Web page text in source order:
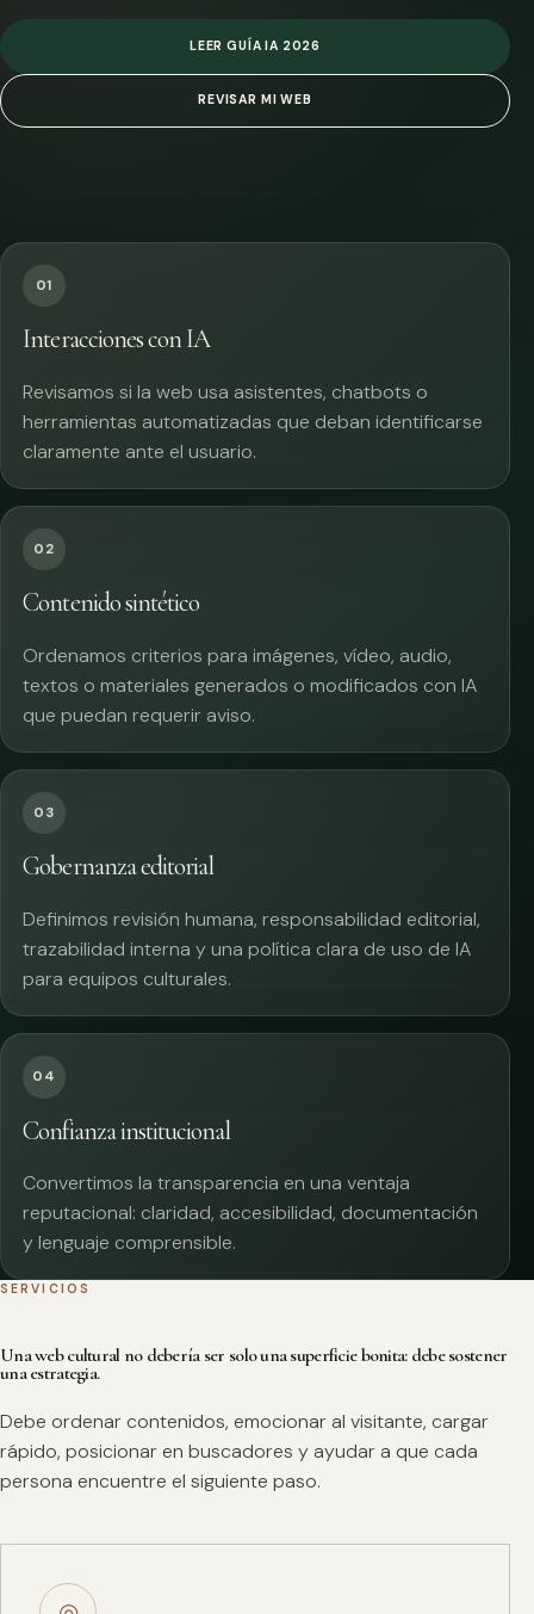
LEER GUÍA IA 2026
REVISAR MI WEB
01
Interacciones con IA
Revisamos si la web usa asistentes, chatbots o
herramientas automatizadas que deban identificarse
claramente ante el usuario.
02
Contenido sintético
Ordenamos criterios para imágenes, vídeo, audio,
textos o materiales generados o modificados con IA
que puedan requerir aviso.
03
Gobernanza editorial
Definimos revisión humana, responsabilidad editorial,
trazabilidad interna y una política clara de uso de IA
para equipos culturales.
04
Confianza institucional
Convertimos la transparencia en una ventaja
reputacional: claridad, accesibilidad, documentación
y lenguaje comprensible.
SERVICIOS
Una web cultural no debería ser solo una superficie bonita: debe sostener
una estrategia.
Debe ordenar contenidos, emocionar al visitante, cargar
rápido, posicionar en buscadores y ayudar a que cada
persona encuentre el siguiente paso.